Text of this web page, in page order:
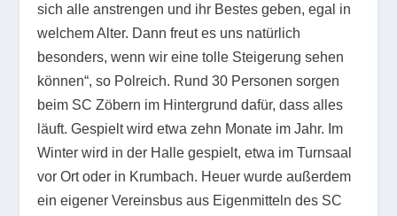
sich alle anstrengen und ihr Bestes geben, egal in
welchem Alter. Dann freut es uns natürlich
besonders, wenn wir eine tolle Steigerung sehen
können“, so Polreich. Rund 30 Personen sorgen
beim SC Zöbern im Hintergrund dafür, dass alles
läuft. Gespielt wird etwa zehn Monate im Jahr. Im
Winter wird in der Halle gespielt, etwa im Turnsaal
vor Ort oder in Krumbach. Heuer wurde außerdem
ein eigener Vereinsbus aus Eigenmitteln des SC